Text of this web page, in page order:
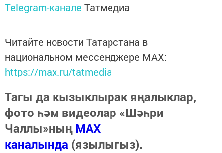
Telegram-канале Татмедиа
Читайте новости Татарстана в
национальном мессенджере MАХ:
https://max.ru/tatmedia
Тагы да кызыклырак яңалыклар,
фото һәм видеолар «Шәһри
Чаллы»ныңMAX
каналында (язылыгыз).